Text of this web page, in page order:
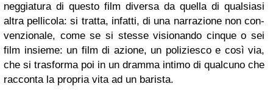
neg­gia­tu­ra di que­sto film di­ver­sa da quel­la di qual­sia­si
altra pel­li­co­la: si trat­ta, in­fat­ti, di una nar­ra­zio­ne non con­
ven­zio­na­le, come se si stes­se vi­sio­nan­do cin­que o sei
film in­sie­me: un film di azio­ne, un po­li­zie­sco e così via,
che si tra­sfor­ma poi in un dram­ma in­ti­mo di qual­cu­no che
rac­con­ta la pro­pria vita ad un ba­ri­sta.